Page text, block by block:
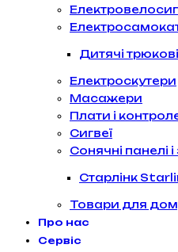
Дитячі
Електроскутери
Масажери
Плати і
Сигвеї
Сонячні панелі і
Старлінк
Товари для
Про нас
Сервіс